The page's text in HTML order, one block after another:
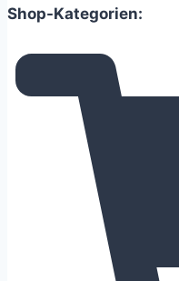
Shop-Kategorien: